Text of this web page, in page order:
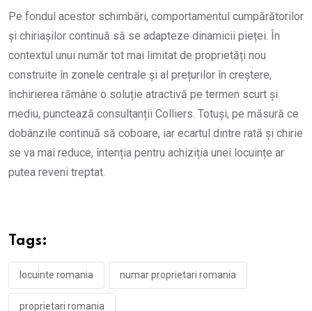
Pe fondul acestor schimbări, comportamentul cumpărătorilor
și chiriașilor continuă să se adapteze dinamicii pieței. În
contextul unui număr tot mai limitat de proprietăți nou
construite în zonele centrale și al prețurilor în creștere,
închirierea rămâne o soluție atractivă pe termen scurt și
mediu, punctează consultanții Colliers. Totuși, pe măsură ce
dobânzile continuă să coboare, iar ecartul dintre rată și chirie
se va mai reduce, intenția pentru achiziția unei locuințe ar
putea reveni treptat.
Tags:
locuinte romania numar proprietari romania
proprietari romania